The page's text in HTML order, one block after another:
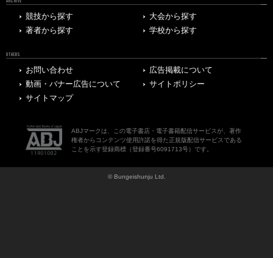
競技から探す
大会から探す
著者から探す
学校から探す
OTHERS
お問い合わせ
広告掲載について
動画・バナー広告について
サイトポリシー
サイトマップ
ABJマークは、この電子書店・電子書籍配信サービスが、著作
権者からコンテンツ使用許諾を得た正規版配信サービスである
ことを示す登録商標（登録番号6091713号）です。
© Bungeishunju Ltd.